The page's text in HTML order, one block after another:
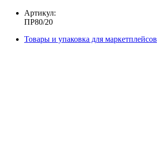
Артикул:
ПР80/20
Товары и упаковка для маркетплейсов